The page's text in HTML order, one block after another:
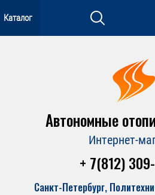
Каталог
Автономные
Интернет-
+ 7(812)
Санкт-Петербург,